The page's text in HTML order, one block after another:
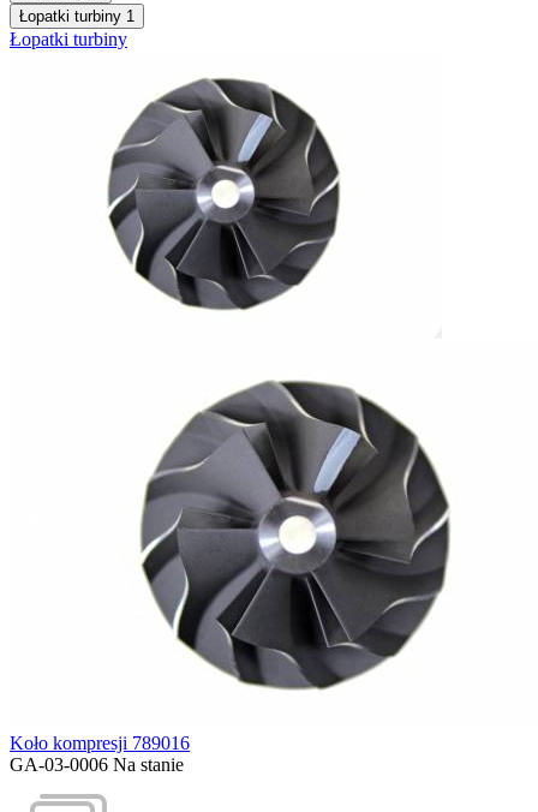
Łopatki turbiny 1
Łopatki turbiny
Koło kompresji 789016
GA-03-0006 Na stanie